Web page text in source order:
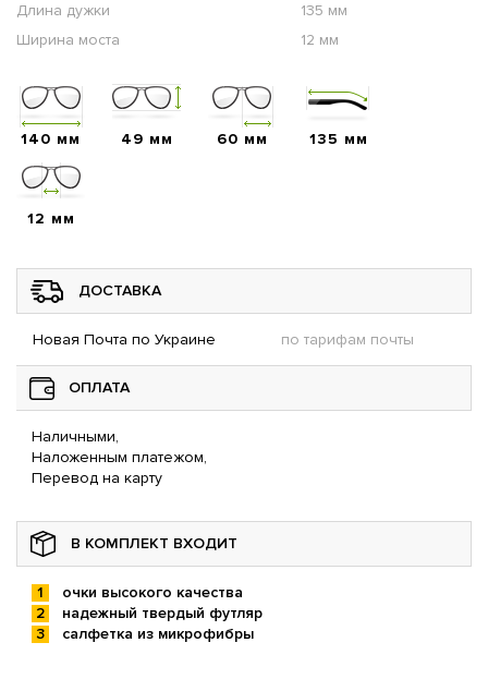
Длина дужки
135 мм
Ширина моста
12 мм
140 мм 49 мм 60 мм 135 мм
12 мм
ДОСТАВКА
Новая Почта по Украине по тарифам почты
ОПЛАТА
Наличными,
Наложенным платежом,
Перевод на карту
В КОМПЛЕКТ ВХОДИТ
очки высокого качества
надежный твердый футляр
салфетка из микрофибры